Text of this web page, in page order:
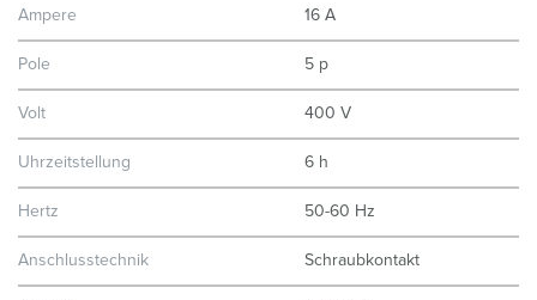
Ampere 16 A
Pole 5 p
Volt 400 V
Uhrzeitstellung 6 h
Hertz 50-60 Hz
Anschlusstechnik Schraubkontakt